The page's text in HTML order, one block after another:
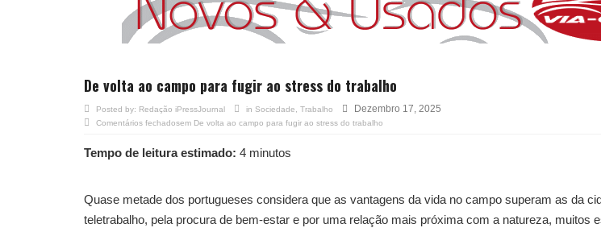
De volta ao campo para fugir ao stress do trabalho
Posted by: Redação iPressJournal in Sociedade Trabalho Dezembro 17, 2025
Comentários fechadosem De volta ao campo para fugir ao stress do trabalho
Tempo de leitura estimado: 4 minutos
Quase metade dos portugueses considera que as vantagens da vida no campo superam as da
teletrabalho, pela procura de bem-estar e por uma relação mais próxima com a natureza, muitos